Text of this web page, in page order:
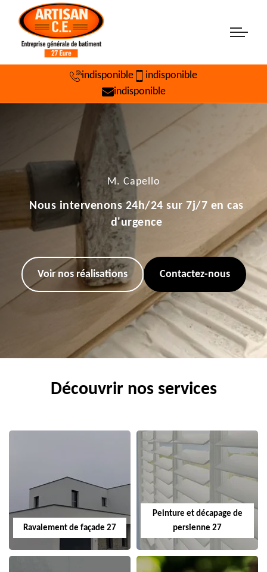
indisponible
indisponible
indisponible
M. Capello
Nous intervenons 24h/24 sur 7j/7 en cas
d'urgence
Voir nos réalisations Contactez-nous
Découvrir nos services
Ravalement de façade 27
Peinture et décapage de
persienne 27